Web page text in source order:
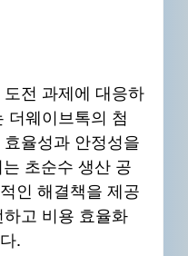
전 과제에 대응하
더웨이브톡의 첨
율성과 안정성을
초순수 생산 공
인 해결책을 제공
고 비용 효율화
.